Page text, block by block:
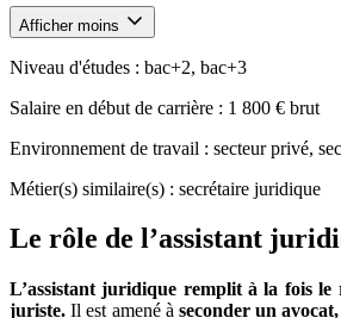
Afficher moins
Niveau d'études : bac+2, bac+3
Salaire en début de carrière : 1 800 € brut
Environnement de travail : secteur privé,
Métier(s) similaire(s) : secrétaire juridique
Le rôle de l’assistant
L’assistant juridique remplit à la fois le
juriste. Il est amené à seconder un